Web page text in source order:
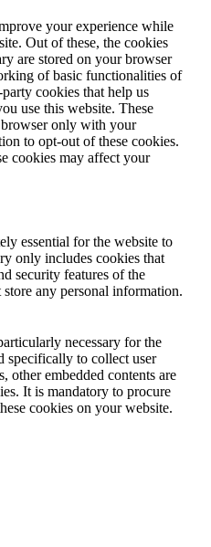
your experience while
Out of these, the cookies
are stored on your browser
of basic functionalities of
cookies that help us
use this website. These
only with your
to opt-out of these cookies.
cookies may affect your
essential for the website to
only includes cookies that
security features of the
any personal information.
necessary for the
specifically to collect user
other embedded contents are
It is mandatory to procure
cookies on your website.